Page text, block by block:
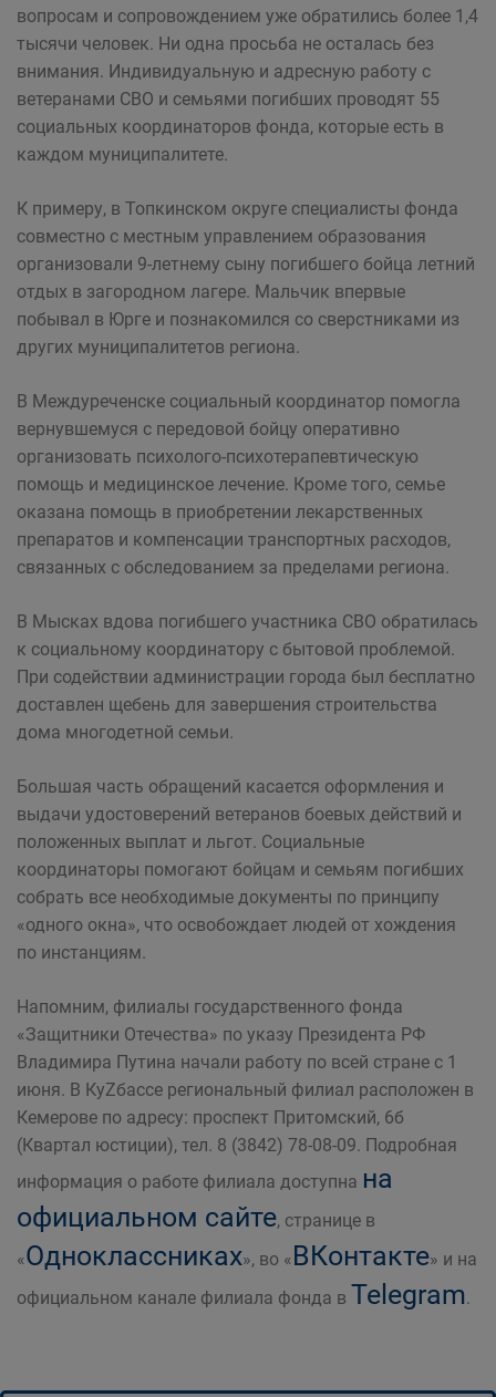
вопросам и сопровождением уже обратились более 1,4
тысячи человек. Ни одна просьба не осталась без
внимания. Индивидуальную и адресную работу с
ветеранами СВО и семьями погибших проводят 55
социальных координаторов фонда, которые есть в
каждом муниципалитете.
К примеру, в Топкинском округе специалисты фонда
совместно с местным управлением образования
организовали 9-летнему сыну погибшего бойца летний
отдых в загородном лагере. Мальчик впервые
побывал в Юрге и познакомился со сверстниками из
других муниципалитетов региона.
В Междуреченске социальный координатор помогла
вернувшемуся с передовой бойцу оперативно
организовать психолого-психотерапевтическую
помощь и медицинское лечение. Кроме того, семье
оказана помощь в приобретении лекарственных
препаратов и компенсации транспортных расходов,
связанных с обследованием за пределами региона.
В Мысках вдова погибшего участника СВО обратилась
к социальному координатору с бытовой проблемой.
При содействии администрации города был бесплатно
доставлен щебень для завершения строительства
дома многодетной семьи.
Большая часть обращений касается оформления и
выдачи удостоверений ветеранов боевых действий и
положенных выплат и льгот. Социальные
координаторы помогают бойцам и семьям погибших
собрать все необходимые документы по принципу
«одного окна», что освобождает людей от хождения
по инстанциям.
Напомним, филиалы государственного фонда
«Защитники Отечества» по указу Президента РФ
Владимира Путина начали работу по всей стране с 1
июня. В КуZбассе региональный филиал расположен в
Кемерове по адресу: проспект Притомский, 6б
(Квартал юстиции), тел. 8 (3842) 78-08-09. Подробная
информация о работе филиала доступна на
официальном сайте, странице в
«Одноклассниках», во «ВКонтакте» и на
официальном канале филиала фонда в Telegram.